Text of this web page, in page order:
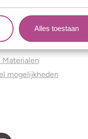
Alles toestaan
mogelijkheden